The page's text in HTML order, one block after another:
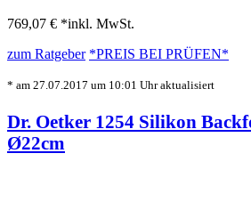
769,07 € *inkl. MwSt.
zum Ratgeber *PREIS BEI PRÜFEN*
* am 27.07.2017 um 10:01 Uhr aktualisiert
Dr. Oetker 1254 Silikon
Ø22cm